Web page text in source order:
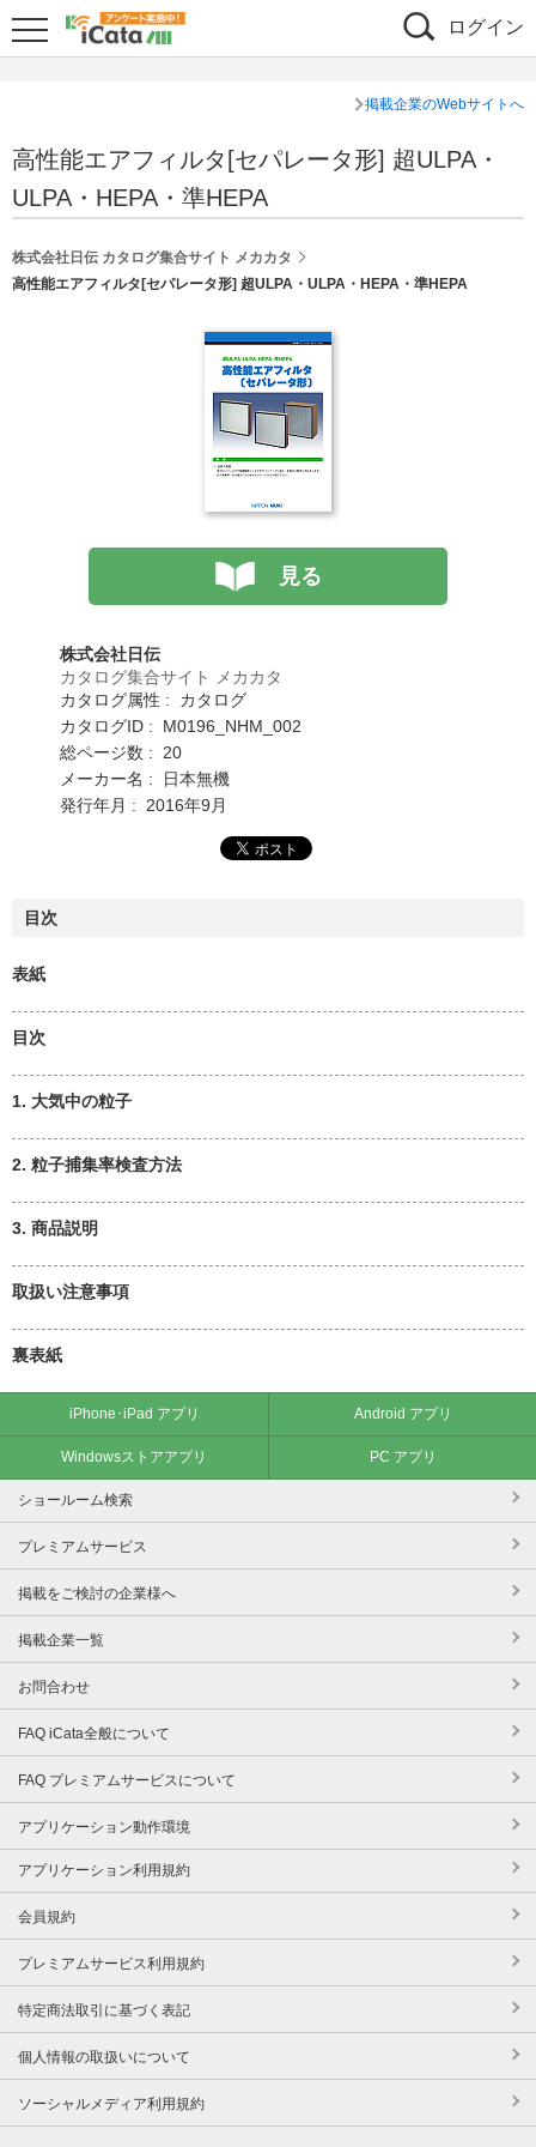
ログイン
掲載企業のWebサイトへ
高性能エアフィルタ[セパレータ形] 超ULPA・
ULPA・HEPA・準HEPA
株式会社日伝 カタログ集合サイト メカカタ
高性能エアフィルタ[セパレータ形] 超ULPA・ULPA・HEPA・準HEPA
見る
株式会社日伝
カタログ集合サイト メカカタ
カタログ属性 : カタログ
カタログID : M0196_NHM_002
総ページ数 : 20
メーカー名 : 日本無機
発行年月 : 2016年9月
目次
表紙
目次
1. 大気中の粒子
2. 粒子捕集率検査方法
3. 商品説明
取扱い注意事項
裏表紙
iPhone･iPad アプリ Android アプリ
Windowsストアアプリ PC アプリ
ショールーム検索
プレミアムサービス
掲載をご検討の企業様へ
掲載企業一覧
お問合わせ
FAQ iCata全般について
FAQ プレミアムサービスについて
アプリケーション動作環境
アプリケーション利用規約
会員規約
プレミアムサービス利用規約
特定商法取引に基づく表記
個人情報の取扱いについて
ソーシャルメディア利用規約